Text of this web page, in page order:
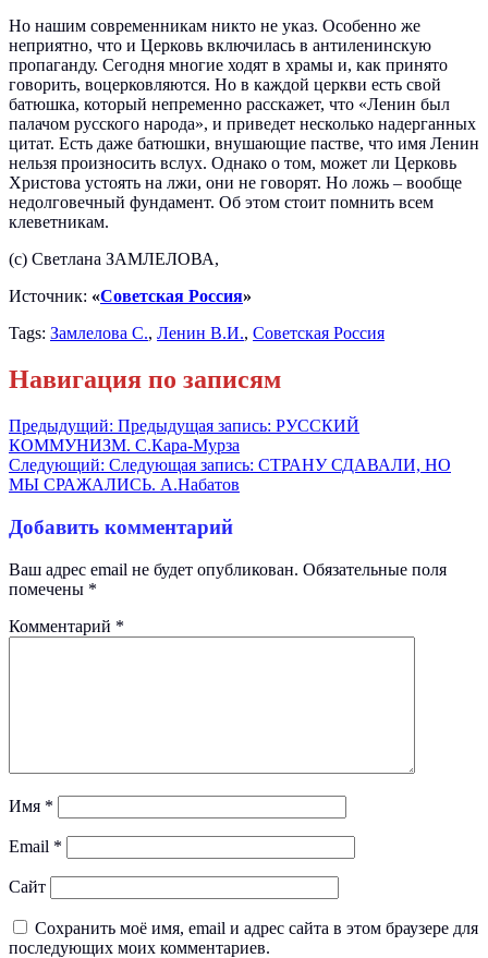
Но нашим современникам никто не указ. Особенно же
неприятно, что и Церковь включилась в антиленинскую
пропаганду. Сегодня многие ходят в храмы и, как принято
говорить, воцерковляются. Но в каждой церкви есть свой
батюшка, который непременно расскажет, что «Ленин был
палачом русского народа», и приведет несколько надерганных
цитат. Есть даже батюшки, внушающие пастве, что имя Ленин
нельзя произносить вслух. Однако о том, может ли Церковь
Христова устоять на лжи, они не говорят. Но ложь – вообще
недолговечный фундамент. Об этом стоит помнить всем
клеветникам.
(с) Светлана ЗАМЛЕЛОВА,
Источник: «Советская Россия»
Tags: Замлелова С., Ленин В.И., Советская Россия
Навигация по записям
Предыдущий: Предыдущая запись: РУССКИЙ
КОММУНИЗМ. С.Кара-Мурза
Следующий: Следующая запись: СТРАНУ СДАВАЛИ, НО
МЫ СРАЖАЛИСЬ. А.Набатов
Добавить комментарий
Ваш адрес email не будет опубликован. Обязательные поля
помечены *
Комментарий *
Имя *
Email *
Сайт
Сохранить моё имя, email и адрес сайта в этом браузере для
последующих моих комментариев.